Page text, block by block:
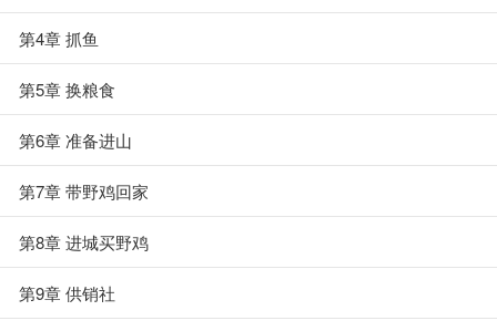
第4章 抓鱼
第5章 换粮食
第6章 准备进山
第7章 带野鸡回家
第8章 进城买野鸡
第9章 供销社